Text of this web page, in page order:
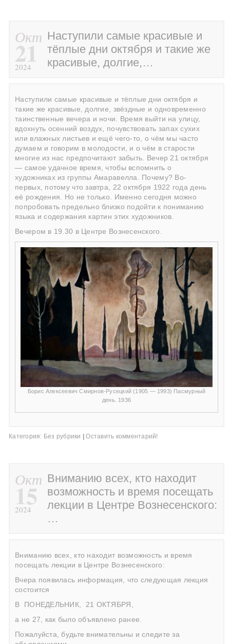
Окт
21
2024
Наступили самые красивые и
тёплые дни октября и такие же
красивые, долгие,…
Наступили самые красивые и тёплые дни октября и
такие же красивые, долгие, звёздные и одновременно
таинственные вечера и ночи. Время выйти на улицу,
вдохнуть осенний воздух, почувствовать запах сухих
или влажных листьев и ещё чего-то, о чём мы часто
думаем и говорим в молодости, и о чём в старости
многие из нас предпочитают забыть. Вечер 21 октября
— самое удачное время, чтобы вспомнить о
художниках из группы Амаравелла. Почему? Во-
первых, потому что завтра, 22 октября 1922 года день
её рождения. Но не только. Именно сегодня можно
попробовать предельно близко подойти к пониманию
языка и содержания картин этих художников.
Вечером в 19.30 в Центре Вознесенского.
Борис Алексеевич Смирнов-Русецкий (1905 — 1993) Пасмурный
день. 1936
Категория: Без рубрики Оставить комментарий!
Окт
15
2024
Вниманию всех, кто находит
возможность и время посещать
лекции в Центре Вознесенского:
…
Вниманию всех, кто находит возможность и время
посещать лекции в Центре Вознесенского:
Вчера появилась информация, что следующая лекция
состоится
В
ПОНЕДЕЛЬНИК,
21 ОКТЯБРЯ,
а не 27, как было объявлено ранее.
Пожалуйста, будьте внимательны и следите за